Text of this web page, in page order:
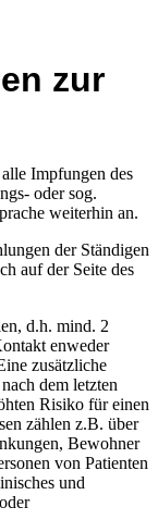
zur
Impfungen des
oder sog.
weiterhin an.
der Ständigen
auf der Seite des
d.h. mind. 2
enweder
zusätzliche
dem letzten
Risiko für einen
zählen z.B. über
Bewohner
von Patienten
und